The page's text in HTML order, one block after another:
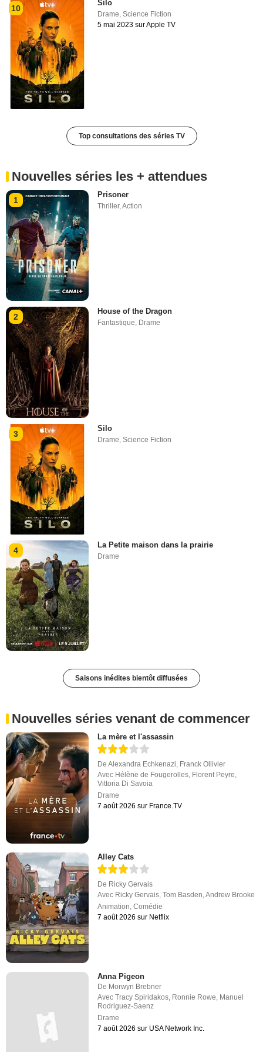
10
Silo
Drame ,Science Fiction
5 mai 2023 sur Apple TV
Top consultations des séries TV
Nouvelles séries les + attendues
1
Prisoner
Thriller,Action
2
House of the Dragon
Fantastique, Drame
3
Silo
Drame ,Science Fiction
4
La Petite maison dans la prairie
Drame
Saisons inédites bientôt diffusées
Nouvelles séries venant de commencer
La mère et l'assassin
DeAlexandra Echkenazi, Franck Ollivier
Avec Hélène de Fougerolles, Florent Peyre,
Vittoria Di Savoia
Drame
7 août 2026 sur France.TV
Alley Cats
De Ricky Gervais
Avec Ricky Gervais ,Tom Basden ,Andrew Brooke
Animation ,Comédie
7 août 2026 sur Netflix
Anna Pigeon
De Morwyn Brebner
AvecTracy Spiridakos, Ronnie Rowe, Manuel
Rodriguez-Saenz
Drame
7 août 2026 sur USA Network Inc.